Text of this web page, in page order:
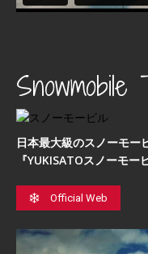
Snowmobile
日本最⼤級のスノーモー
『YUKISATOスノーモー
Official Web